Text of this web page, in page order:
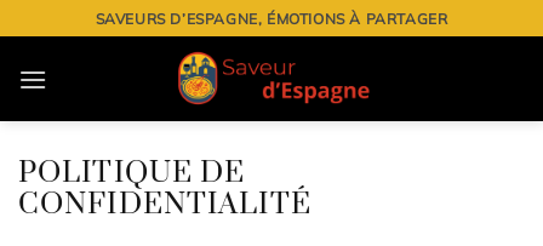
au
contenu
SAVEURS D’ESPAGNE, ÉMOTIONS À PARTAGER
POLITIQUE DE
CONFIDENTIALITÉ